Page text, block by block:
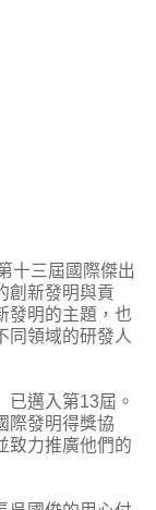
十三屆國際傑出
創新發明與貢
發明的主題，也
同領域的研發人
已邁入第13屆。
際發明得獎協
致力推廣他們的